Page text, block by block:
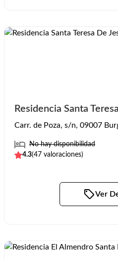
Residencia Santa
Carr. de Poza, s/n, 09007
No hay disponibilidad
4.3(47 valoraciones)
Ver